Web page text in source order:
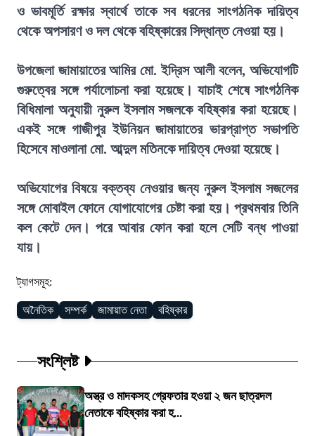
ও ভাবমূর্তি রক্ষার স্বার্থে তাকে সব ধরনের সাংগঠনিক দায়িত্ব
থেকে অপসারণ ও দল থেকে বহিষ্কারের সিদ্ধান্ত নেওয়া হয়।
উপজেলা জামায়াতের আমির মো. ইদ্রিস আলী বলেন, অভিযোগটি
গুরুত্বের সঙ্গে পর্যালোচনা করা হয়েছে। যাচাই শেষে সাংগঠনিক
বিধিমালা অনুযায়ী নুরুল ইসলাম সজলকে বহিষ্কার করা হয়েছে।
একই সঙ্গে গাজীপুর ইউনিয়ন জামায়াতের ভারপ্রাপ্ত সভাপতি
হিসেবে মাওলানা মো. আব্দুল মতিনকে দায়িত্ব দেওয়া হয়েছে।
অভিযোগের বিষয়ে বক্তব্য নেওয়ার জন্য নুরুল ইসলাম সজলের
সঙ্গে মোবাইল ফোনে যোগাযোগের চেষ্টা করা হয়। প্রথমবার তিনি
কল কেটে দেন। পরে আবার ফোন করা হলে সেটি বন্ধ পাওয়া
যায়।
ট্যাগসমূহ:
অনৈতিক সম্পর্ক জামায়াত নেতা বহিষ্কার
সংশ্লিষ্ট
অস্ত্র ও মাদকসহ গ্রেফতার হওয়া ২ জন ছাত্রদল
নেতাকে বহিষ্কার করা হ...